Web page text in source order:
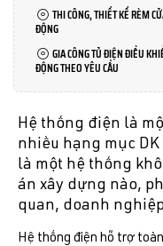
THI CÔNG, THIẾT KẾ RÈM
ĐỘNG
GIA CÔNG TỦ ĐIỆN ĐIỀU
ĐỘNG THEO YÊU CẦU
Hệ thống điện là
nhiều hạng mục DK
là một hệ thống
án xây dựng nào,
quan, doanh
Hệ thống điện hỗ trợ